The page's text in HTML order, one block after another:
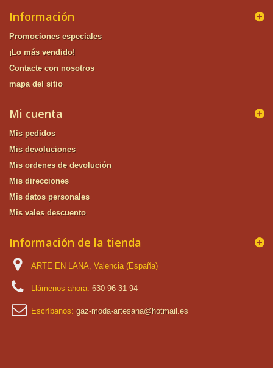
Información
Promociones especiales
¡Lo más vendido!
Contacte con nosotros
mapa del sitio
Mi cuenta
Mis pedidos
Mis devoluciones
Mis ordenes de devolución
Mis direcciones
Mis datos personales
Mis vales descuento
Información de la tienda
ARTE EN LANA, Valencia (España)
Llámenos ahora: 630 96 31 94
Escríbanos: gaz-moda-artesana@hotmail.es